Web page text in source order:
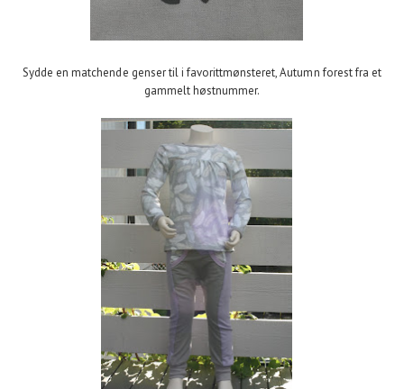
Sydde en matchende genser til i favorittmønsteret, Autumn forest fra et
gammelt høstnummer.